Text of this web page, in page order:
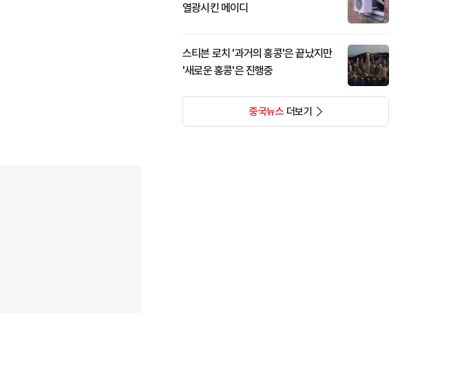
열광시킨 메이디
스티븐 로치 '과거의 홍콩'은 끝났지만
'새로운 홍콩'은 진행중
중국뉴스더보기